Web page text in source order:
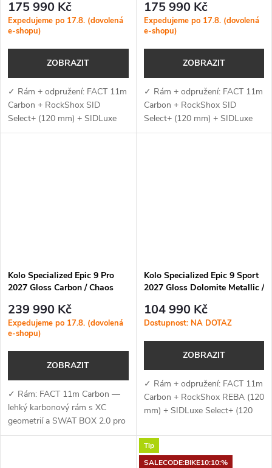
175 990 Kč
Expedujeme po 17.8. (dovolená
e-shopu)
ZOBRAZIT
✓ Rám + odpružení: FACT 11m
Carbon + RockShox SID
Select+ (120 mm) + SIDLuxe
Select+ (120 mm) — lehký
175 990 Kč
Expedujeme po 17.8. (dovolená
e-shopu)
ZOBRAZIT
✓ Rám + odpružení: FACT 11m
Carbon + RockShox SID
Select+ (120 mm) + SIDLuxe
Select+ (120 mm) — lehký
Kolo Specialized Epic 9 Pro
2027 Gloss Carbon / Chaos
239 990 Kč
Expedujeme po 17.8. (dovolená
e-shopu)
ZOBRAZIT
✓ Rám: FACT 11m Carbon —
lehký karbonový rám s XC
geometrií a SWAT BOX 2.0 pro
integrované úložiště ✓ Vidlice:
Kolo Specialized Epic 9 Sport
2027 Gloss Dolomite Metallic /
104 990 Kč
Dostupnost: NA DOTAZ
ZOBRAZIT
✓ Rám + odpružení: FACT 11m
Carbon + RockShox REBA (120
mm) + SIDLuxe Select+ (120
XC geometrií a efektivní
odpružení pro rychlou a...
Tip
SALECODE:BIKE10:10:%